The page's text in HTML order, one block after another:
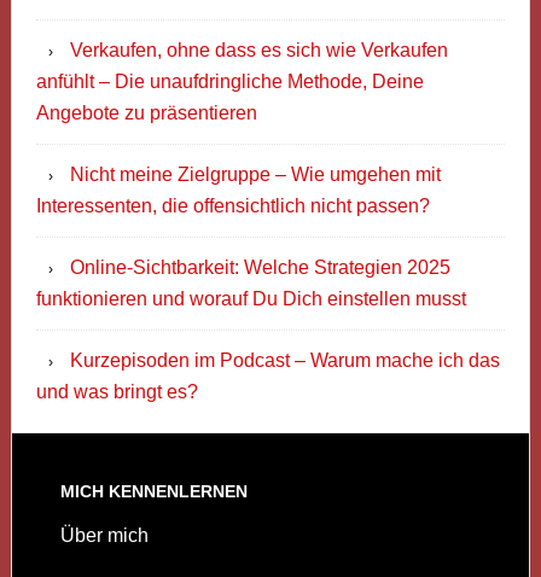
Verkaufen, ohne dass es sich wie Verkaufen
anfühlt – Die unaufdringliche Methode, Deine
Angebote zu präsentieren
Nicht meine Zielgruppe – Wie umgehen mit
Interessenten, die offensichtlich nicht passen?
Online-Sichtbarkeit: Welche Strategien 2025
funktionieren und worauf Du Dich einstellen musst
Kurzepisoden im Podcast – Warum mache ich das
und was bringt es?
MICH KENNENLERNEN
Über mich